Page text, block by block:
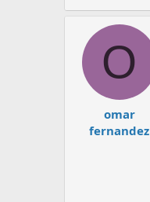
O
omar
fernandez